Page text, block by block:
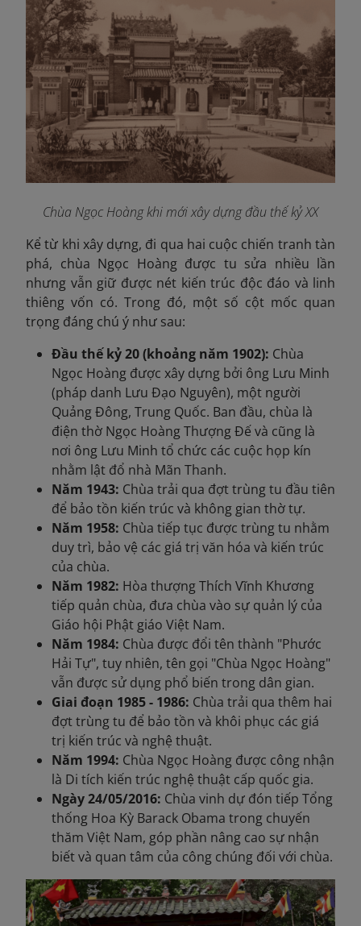
Chùa Ngọc Hoàng khi mới xây dựng đầu thế kỷ XX
Kể từ khi xây dựng, đi qua hai cuộc chiến tranh tàn
phá, chùa Ngọc Hoàng được tu sửa nhiều lần
nhưng vẫn giữ được nét kiến trúc độc đáo và linh
thiêng vốn có. Trong đó, một số cột mốc quan
trọng đáng chú ý như sau:
Đầu thế kỷ 20 (khoảng năm 1902): Chùa
Ngọc Hoàng được xây dựng bởi ông Lưu Minh
(pháp danh Lưu Đạo Nguyên), một người
Quảng Đông, Trung Quốc. Ban đầu, chùa là
điện thờ Ngọc Hoàng Thượng Đế và cũng là
nơi ông Lưu Minh tổ chức các cuộc họp kín
nhằm lật đổ nhà Mãn Thanh.
Năm 1943: Chùa trải qua đợt trùng tu đầu tiên
để bảo tồn kiến trúc và không gian thờ tự.
Năm 1958: Chùa tiếp tục được trùng tu nhằm
duy trì, bảo vệ các giá trị văn hóa và kiến trúc
của chùa.
Năm 1982: Hòa thượng Thích Vĩnh Khương
tiếp quản chùa, đưa chùa vào sự quản lý của
Giáo hội Phật giáo Việt Nam.
Năm 1984: Chùa được đổi tên thành "Phước
Hải Tự", tuy nhiên, tên gọi "Chùa Ngọc Hoàng"
vẫn được sử dụng phổ biến trong dân gian.
Giai đoạn 1985 - 1986: Chùa trải qua thêm hai
đợt trùng tu để bảo tồn và khôi phục các giá
trị kiến trúc và nghệ thuật.
Năm 1994: Chùa Ngọc Hoàng được công nhận
là Di tích kiến trúc nghệ thuật cấp quốc gia.
Ngày 24/05/2016: Chùa vinh dự đón tiếp Tổng
thống Hoa Kỳ Barack Obama trong chuyến
thăm Việt Nam, góp phần nâng cao sự nhận
biết và quan tâm của công chúng đối với chùa.